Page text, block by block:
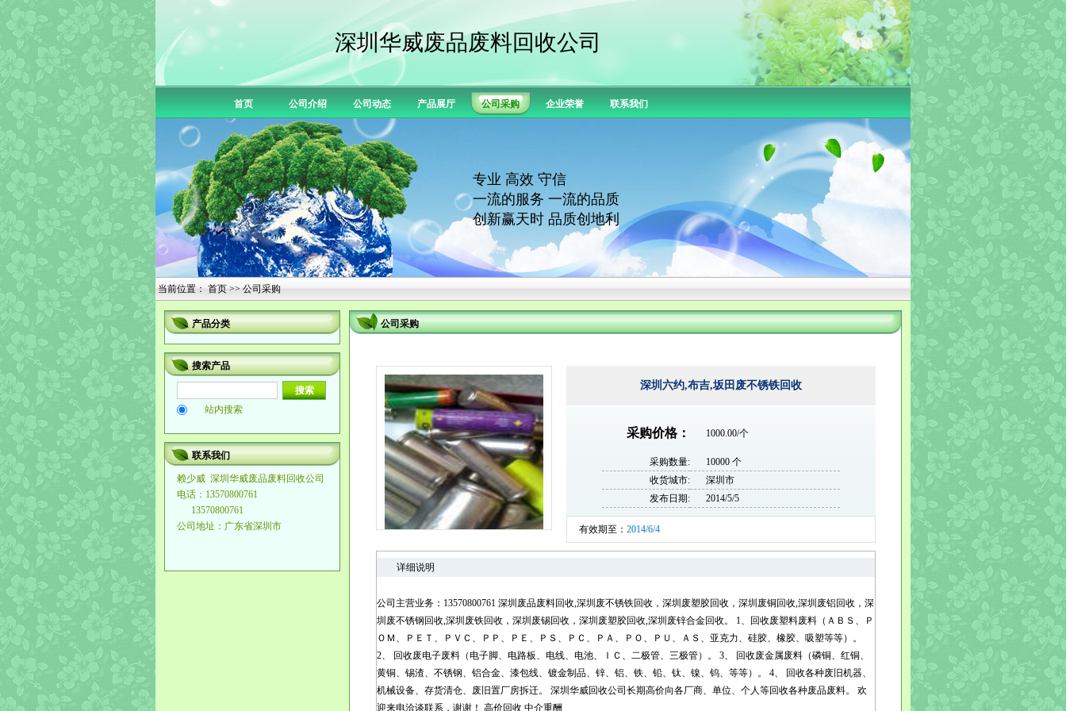
深圳华威废品废料回收公司
首页 公司介绍 公司动态 产品展厅 公司采购 企业荣誉 联系我们
专业 高效 守信
一流的服务 一流的品质
创新赢天时 品质创地利
当前位置： 首页 >> 公司采购
产品分类
搜索产品
站内搜索
联系我们
赖少威 深圳华威废品废料回收公司
电话：13570800761
13570800761
公司地址：广东省深圳市
公司采购
深圳六约,布吉,坂田废不锈铁回收
采购价格： 1000.00/个
采购数量:
10000 个
收货城市:
深圳市
发布日期:
2014/5/5
有效期至： 2014/6/4
详细说明
公司主营业务：13570800761 深圳废品废料回收,深圳废不锈铁回收，深圳废塑胶回收，深圳废铜回收,深圳废铝回收，深
圳废不锈钢回收,深圳废铁回收，深圳废锡回收，深圳废塑胶回收,深圳废锌合金回收。 1、回收废塑料废料（ＡＢＳ、Ｐ
ＯＭ、ＰＥＴ、ＰＶＣ、ＰＰ、ＰＥ、ＰＳ、ＰＣ、ＰＡ、ＰＯ、ＰＵ、ＡＳ、亚克力、硅胶、橡胶、吸塑等等）。
2、 回收废电子废料（电子脚、电路板、电线、电池、ＩＣ、二极管、三极管）。 3、 回收废金属废料（磷铜、红铜、
黄铜、锡渣、不锈钢、铝合金、漆包线、镀金制品、锌、铝、铁、铅、钛、镍、钨、等等）。 4、 回收各种废旧机器、
机械设备、存货清仓、废旧置厂房拆迁。 深圳华威回收公司长期高价向各厂商、单位、个人等回收各种废品废料。 欢
迎来电洽谈联系，谢谢！ 高价回收 中介重酬